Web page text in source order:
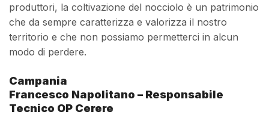
produttori, la coltivazione del nocciolo è un patrimonio
che da sempre caratterizza e valorizza il nostro
territorio e che non possiamo permetterci in alcun
modo di perdere.
Campania
Francesco Napolitano – Responsabile
Tecnico OP Cerere